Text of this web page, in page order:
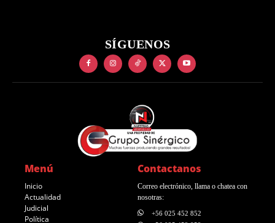
SÍGUENOS
Menú
Inicio
Actualidad
Judicial
Política
Contactanos
Correo electrónico, llama o chatea con
nosotras:
+56 025 452 852